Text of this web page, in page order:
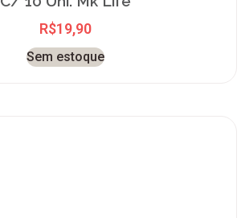
R$19,90
Sem estoque